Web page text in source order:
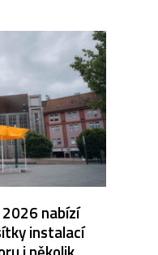
nabízí
instalací